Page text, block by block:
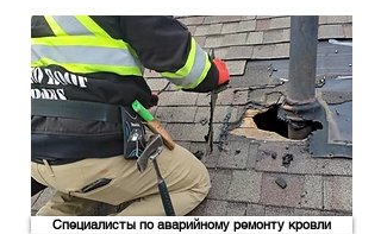
Специалисты по аварийному ремонту кровли